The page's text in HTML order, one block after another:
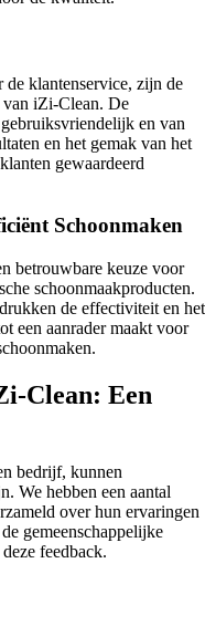
klantenservice, zijn de
van iZi-Clean. De
en van
en het gemak van het
gewaardeerd
Schoonmaken
betrouwbare keuze voor
schoonmaakproducten.
de effectiviteit en het
een aanrader maakt voor
Clean: Een
bedrijf, kunnen
We hebben een aantal
over hun ervaringen
gemeenschappelijke
feedback.